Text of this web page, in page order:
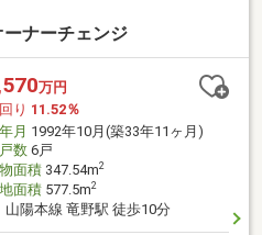
ナーチェンジ
万円
り 11.52％
月 1992年10月(築33年11ヶ月)
数6戸
面積347.54m2
面積577.5m2
山陽本線 竜野駅 徒歩10分